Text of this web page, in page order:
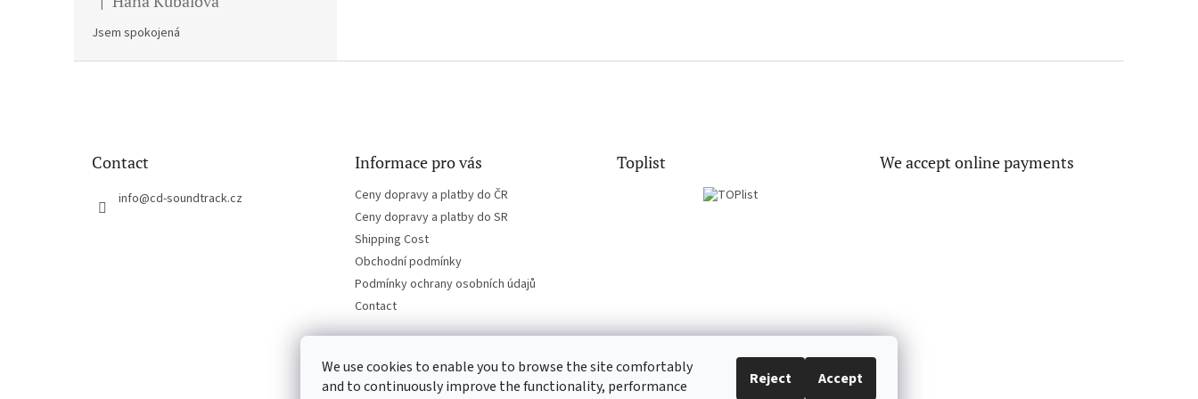
We use cookies to enable you to browse the site comfortably
and to continuously improve the functionality, performance
Reject Accept
The product rating is 5 out of 5 stars.
Jsem spokojená
Contact
info@cd-soundtrack.cz
Informace pro vás
Ceny dopravy a platby do ČR
Ceny dopravy a platby do SR
Shipping Cost
Obchodní podmínky
Podmínky ochrany osobních údajů
Contact
Toplist We accept online payments
CD-hudba.cz EN-filmy.cz